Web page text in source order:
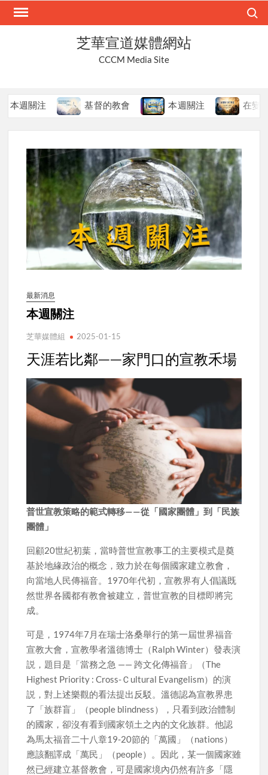
Skip
芝華宣道媒體網站
CCCM Media Site
關注 基督的教會 本週關注 在變局中
最新消息
本週關注
芝華媒體組 2025-01-15
天涯若比鄰——家門口的宣教禾場
普世宣教策略的範式轉移——從「國家團體」到「民族
團體」
回顧20世紀初葉，當時普世宣教事工的主要模式是奠
基於地緣政治的概念，致力於在每個國家建立教會，
向當地人民傳福音。1970年代初，宣教界有人倡議既
然世界各國都有教會被建立，普世宣教的目標即將完
成。
可是，1974年7月在瑞士洛桑舉行的第一屆世界福音
宣教大會，宣教學者溫德博士（Ralph Winter）發表演
説，題目是「當務之急 —— 跨文化傳福音」（The
Highest Priority : Cross-Ｃultural Evangelism）的演
説，對上述樂觀的看法提出反駁。溫德認為宣教界患
了「族群盲」（people blindness），只看到政治體制
的國家，卻沒有看到國家領土之內的文化族群。他認
為馬太福音二十八章19-20節的「萬國」（nations）
應該翻譯成「萬民」（people）。因此，某一個國家雖
然已經建立基督教會，可是國家境內仍然有許多「隱